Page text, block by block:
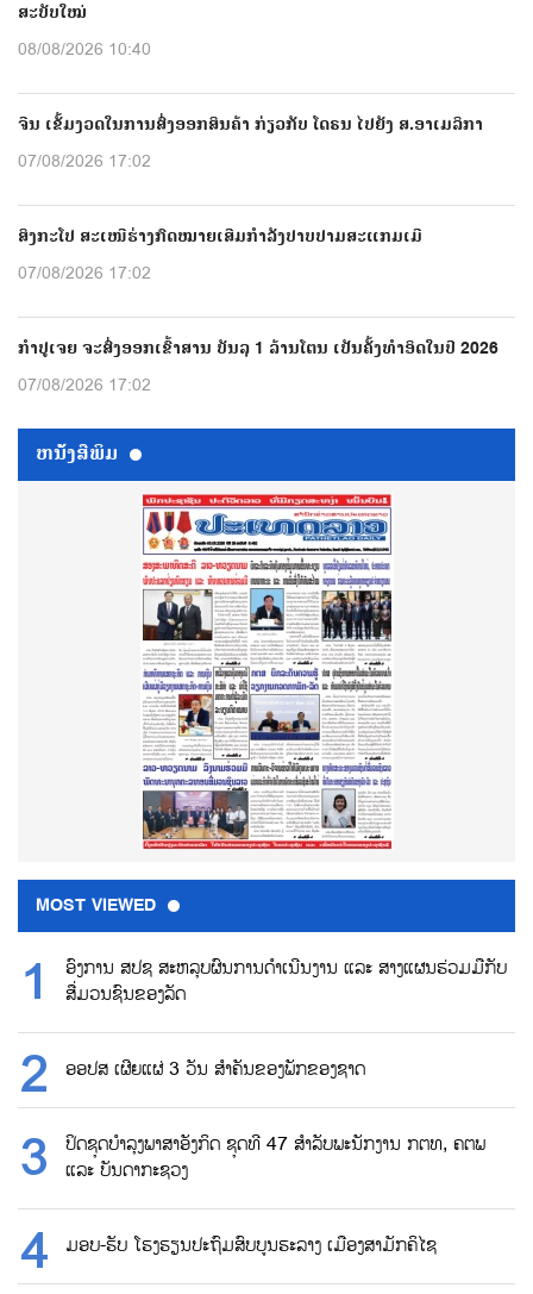
ສະບັບໃໝ່
08/08/2026 10:40
ຈີນ ເຂັ້ມງວດໃນການສົ່ງອອກສິນຄ້າ ກ່ຽວກັບ ໂດຣນ ໄປຍັງ ສ.ອາເມລິກາ
07/08/2026 17:02
ສິງກະໂປ ສະເໜີຮ່າງກົດໝາຍເສີມກຳລັງປາບປາມສະແກມເມີ
07/08/2026 17:02
ກຳປູເຈຍ ຈະສົ່ງອອກເຂົ້າສານ ບັນລຸ 1 ລ້ານໂຕນ ເປັນຄັ້ງທຳອິດໃນປີ 2026
07/08/2026 17:02
ຫນ້ັງສືພິມ
MOST VIEWED
ອົງການ ສປຊ ສະຫລຸບຜົນການດຳເນີນງານ ແລະ ສາງແຜນຮ່ວມມືກັບ
ສື່ມວນຊົນຂອງລັດ
ອອປສ ເຜີຍແຜ່ 3 ວັນ ສຳຄັນຂອງພັກຂອງຊາດ
ປິດຊຸດບຳລຸງພາສາອັງກິດ ຊຸດທີ 47 ສຳລັບພະນັກງານ ກຕທ, ຄຕພ
ແລະ ບັນດາກະຊວງ
ມອບ-ຮັບ ໂຮງຮຽນປະຖົມສົບບູນຮະລາງ ເມືອງສາມັກຄິໄຊ